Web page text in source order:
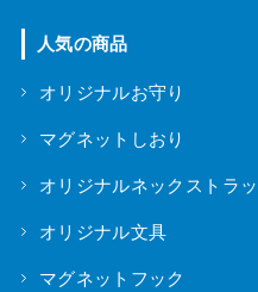
人気の商品
オリジナルお守り
マグネットしおり
オリジナルネックストラ
オリジナル文具
マグネットフック